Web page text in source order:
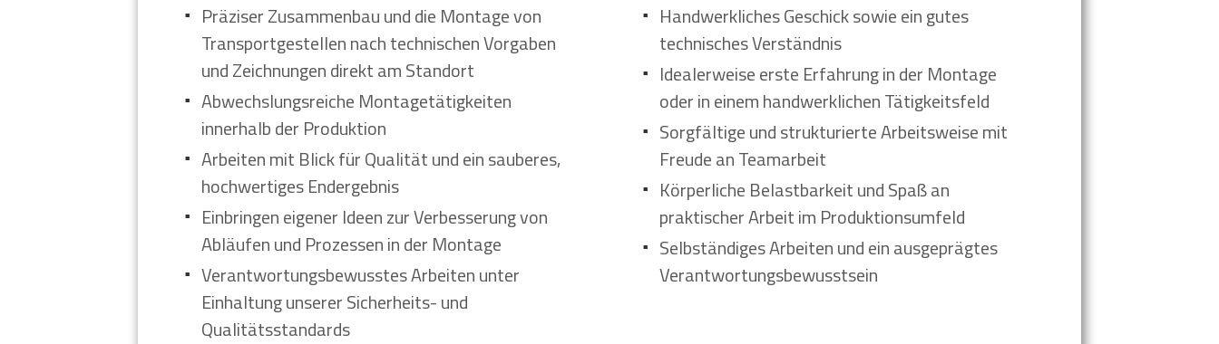
Präziser Zusammenbau und die Montage von
Transportgestellen nach technischen Vorgaben
und Zeichnungen direkt am Standort
Abwechslungsreiche Montagetätigkeiten
innerhalb der Produktion
Arbeiten mit Blick für Qualität und ein sauberes,
hochwertiges Endergebnis
Einbringen eigener Ideen zur Verbesserung von
Abläufen und Prozessen in der Montage
Verantwortungsbewusstes Arbeiten unter
Einhaltung unserer Sicherheits- und
Qualitätsstandards
Handwerkliches Geschick sowie ein gutes
technisches Verständnis
Idealerweise erste Erfahrung in der Montage
oder in einem handwerklichen Tätigkeitsfeld
Sorgfältige und strukturierte Arbeitsweise mit
Freude an Teamarbeit
Körperliche Belastbarkeit und Spaß an
praktischer Arbeit im Produktionsumfeld
Selbständiges Arbeiten und ein ausgeprägtes
Verantwortungsbewusstsein